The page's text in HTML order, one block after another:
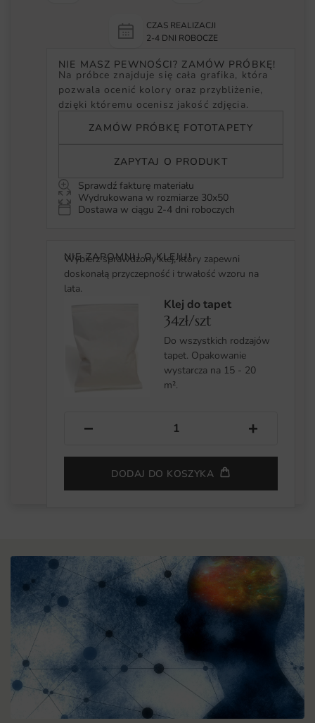
CZAS REALIZACJI
2-4 DNI ROBOCZE
NIE MASZ PEWNOŚCI? ZAMÓW PRÓBKĘ!
Na próbce znajduje się cała grafika, która
pozwala ocenić kolory oraz przybliżenie,
dzięki któremu ocenisz jakość zdjęcia.
ZAMÓW PRÓBKĘ FOTOTAPETY
ZAPYTAJ O PRODUKT
Sprawdź fakturę materiału
Wydrukowana w rozmiarze 30x50
Dostawa w ciągu 2-4 dni roboczych
NIE ZAPOMNIJ O KLEJU!
Wybierz sprawdzony klej, który zapewni
doskonałą przyczepność i trwałość wzoru na
lata.
Klej do tapet
34zł/szt
Do wszystkich rodzajów
tapet. Opakowanie
wystarcza na 15 - 20
m².
− +
DODAJ DO KOSZYKA